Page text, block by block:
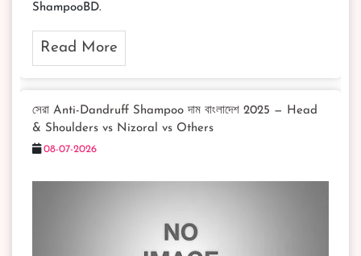
ShampooBD.
Read More
সেরা Anti-Dandruff Shampoo দাম বাংলাদেশ 2025 — Head
& Shoulders vs Nizoral vs Others
08-07-2026